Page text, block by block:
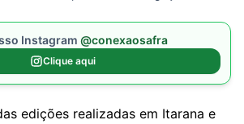
Instagram @conexaosafra
Clique aqui
edições realizadas em Itarana e